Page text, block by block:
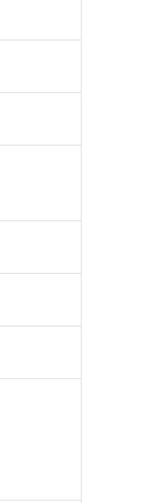
予定のある商品で
品を出す予定はあ
は確認中の商品で
す。
場合などやむを得ず